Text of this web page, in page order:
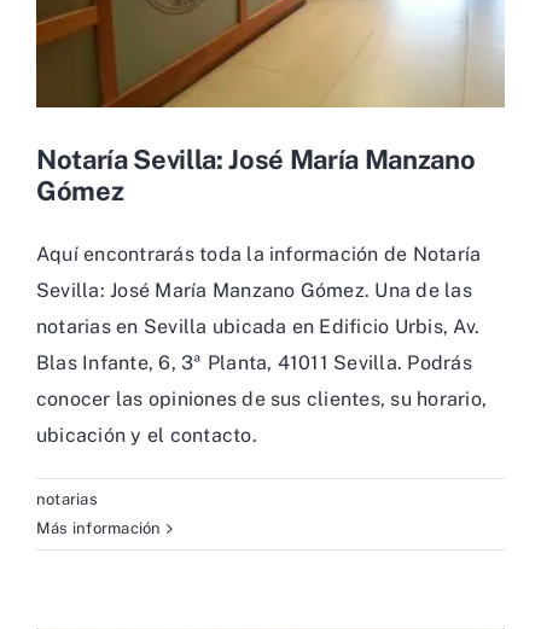
Notaría Sevilla: José María Manzano
Gómez
Aquí encontrarás toda la información de Notaría
Sevilla: José María Manzano Gómez. Una de las
notarias en Sevilla ubicada en Edificio Urbis, Av.
Blas Infante, 6, 3ª Planta, 41011 Sevilla. Podrás
conocer las opiniones de sus clientes, su horario,
ubicación y el contacto.
notarias
Más información